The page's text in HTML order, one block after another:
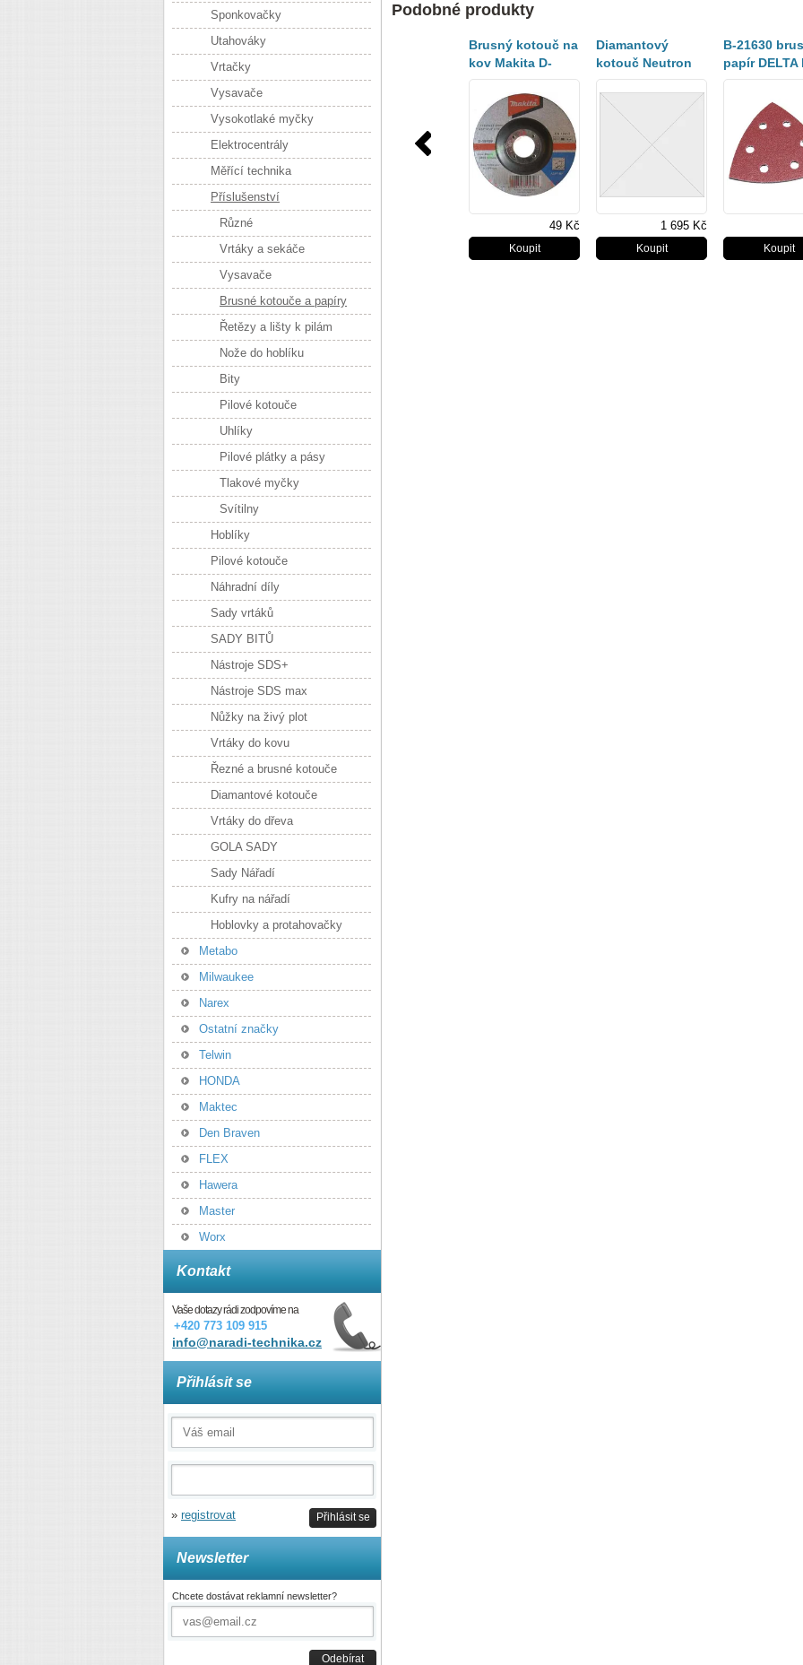
Podobné produkty
Brusný kotouč na
kov Makita D-
18459, A24R-BF,
115x6,0x22,23mm
49 Kč
Diamantový
kotouč Neutron
Rapid 230 mm
1 695 Kč
B-21630
papír DELTA
10 ks = old
Sponkovačky
Utahováky
Vrtačky
Vysavače
Vysokotlaké myčky
Elektrocentrály
Měřící technika
Příslušenství
Různé
Vrtáky a sekáče
Vysavače
Brusné kotouče a papíry
Řetězy a lišty k pilám
Nože do hoblíku
Bity
Pilové kotouče
Uhlíky
Pilové plátky a pásy
Tlakové myčky
Svítilny
Hoblíky
Pilové kotouče
Náhradní díly
Sady vrtáků
SADY BITŮ
Nástroje SDS+
Nástroje SDS max
Nůžky na živý plot
Vrtáky do kovu
Řezné a brusné kotouče
Diamantové kotouče
Vrtáky do dřeva
GOLA SADY
Sady Nářadí
Kufry na nářadí
Hoblovky a protahovačky
Metabo
Milwaukee
Narex
Ostatní značky
Telwin
HONDA
Maktec
Den Braven
FLEX
Hawera
Master
Worx
Kontakt
Vaše dotazy rádi zodpovíme na
+420 773 109 915
info@naradi-technika.cz
Přihlásit se
Přihlásit se
» registrovat
Newsletter
Chcete dostávat reklamní newsletter?
Odebírat